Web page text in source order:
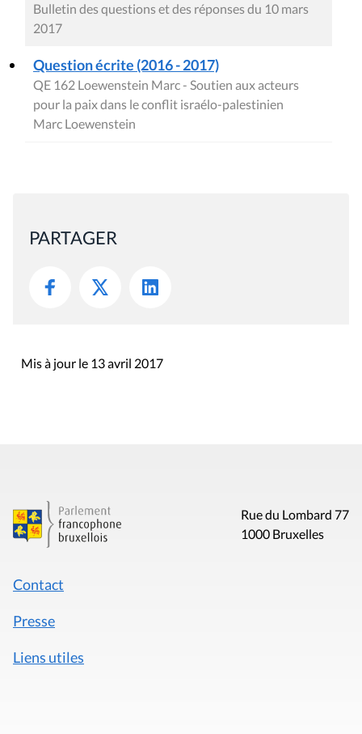
Bulletin des questions et des réponses du 10 mars
2017
Question écrite (2016 - 2017)
QE 162 Loewenstein Marc - Soutien aux acteurs
pour la paix dans le conflit israélo-palestinien
Marc Loewenstein
PARTAGER
Mis à jour le 13 avril 2017
Rue du Lombard 77
1000 Bruxelles
Contact
Presse
Liens utiles